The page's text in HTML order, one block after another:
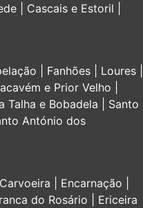
| Cascais e Estoril |
| Fanhões | Loures |
e Prior Velho |
Talha e Bobadela | Santo
António dos
| Encarnação |
do Rosário | Ericeira